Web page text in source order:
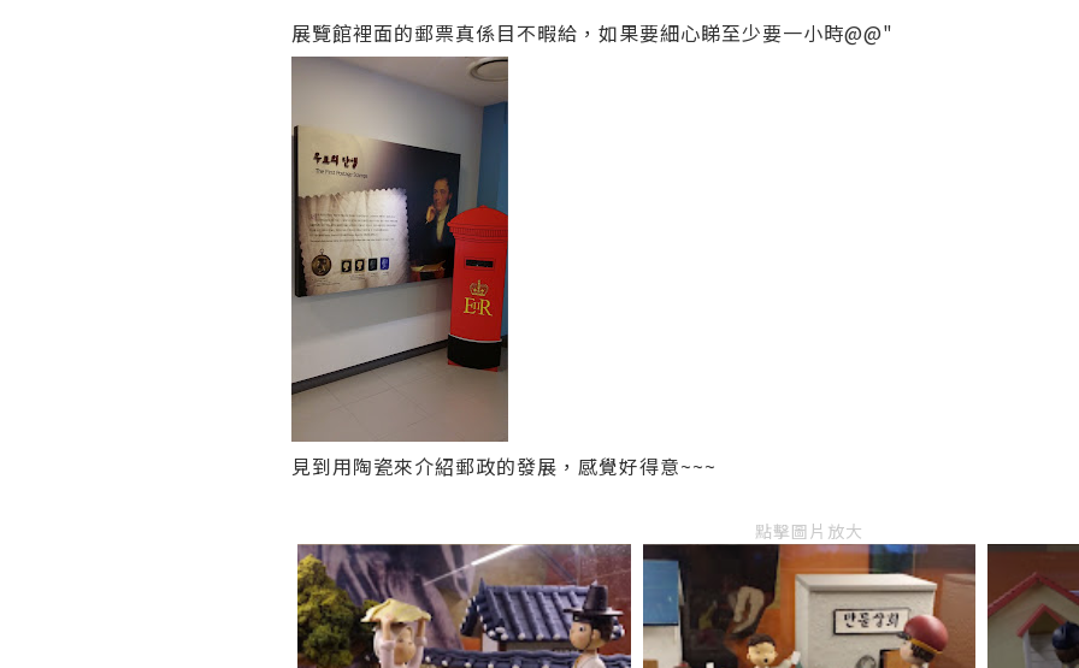
展覽館裡面的郵票真係目不暇給，如果要細心睇至少要一小時@@"
見到用陶瓷來介紹郵政的發展，感覺好得意~~~
點擊圖片放大